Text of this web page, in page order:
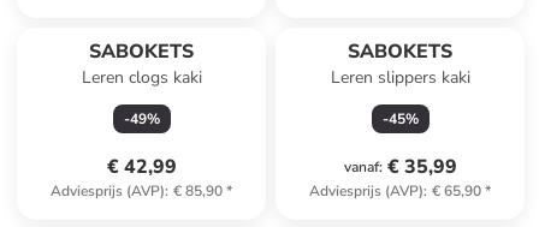
SABOKETS
Leren clogs kaki
-49%
€ 42,99
Adviesprijs (AVP): € 85,90*
SABOKETS
Leren slippers kaki
-45%
vanaf: € 35,99
Adviesprijs (AVP): € 65,90*